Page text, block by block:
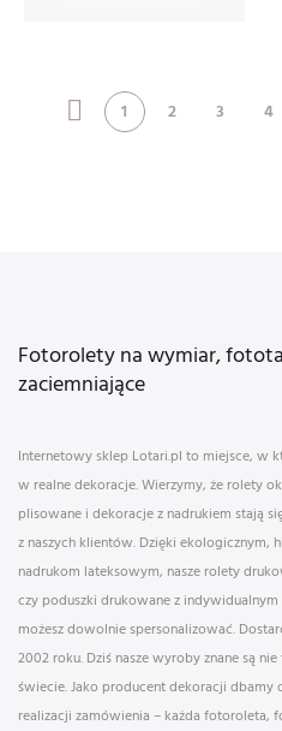
1 2 3 4
Fotorolety na wymiar,
zaciemniające
Internetowy sklep Lotari.pl to miejsce, w
w realne dekoracje. Wierzymy, że rolety
plisowane i dekoracje z nadrukiem stają
z naszych klientów. Dzięki ekologicznym,
nadrukom lateksowym, nasze rolety
czy poduszki drukowane z
możesz dowolnie spersonalizować.
2002 roku. Dziś nasze wyroby znane są
świecie. Jako producent dekoracji
realizacji zamówienia – każda fotoroleta,